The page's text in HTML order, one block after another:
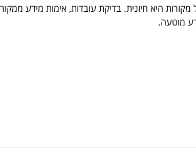
היא חיונית. בדיקת עובדות, אימות מידע
מוטעה.